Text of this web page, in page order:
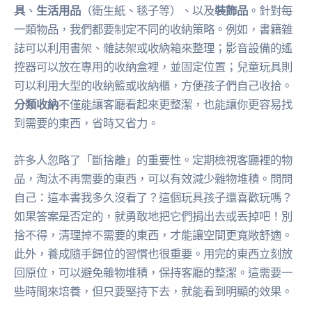
具、 生活用品 （衛生紙、毯子等）、以及裝飾品 。針對每
一類物品，我們都要制定不同的收納策略。例如，書籍雜
誌可以利用書架、雜誌架或收納箱來整理；影音設備的遙
控器可以放在專用的收納盒裡，並固定位置；兒童玩具則
可以利用大型的收納籃或收納櫃，方便孩子們自己收拾。
分類收納不僅能讓客廳看起來更整潔，也能讓你更容易找
到需要的東西，省時又省力。
許多人忽略了「斷捨離」的重要性。定期檢視客廳裡的物
品，淘汰不再需要的東西，可以有效減少雜物堆積。問問
自己：這本書我多久沒看了？這個玩具孩子還喜歡玩嗎？
如果答案是否定的，就勇敢地把它們捐出去或丟掉吧！別
捨不得，清理掉不需要的東西，才能讓空間更寬敞舒適。
此外，養成隨手歸位的習慣也很重要。用完的東西立刻放
回原位，可以避免雜物堆積，保持客廳的整潔。這需要一
些時間來培養，但只要堅持下去，就能看到明顯的效果。